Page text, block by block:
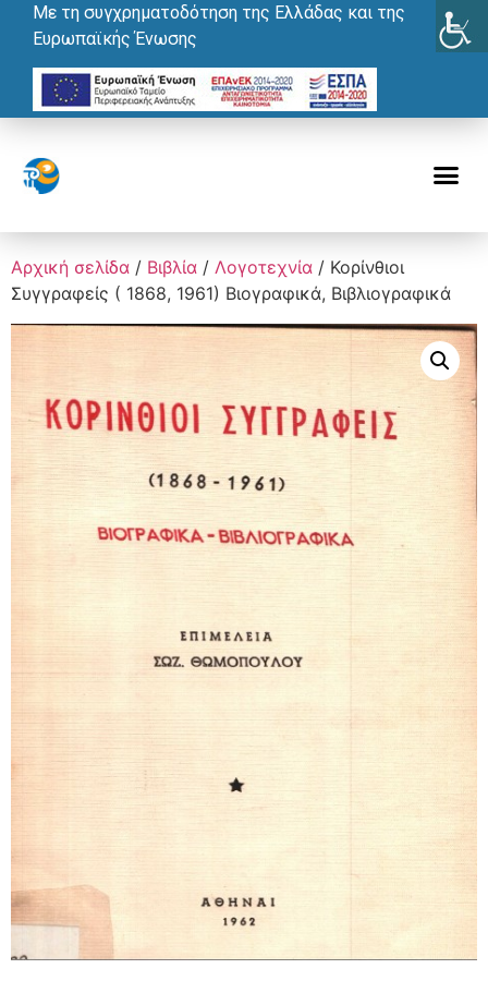
Με τη συγχρηματοδότηση της Ελλάδας και της
Ευρωπαϊκής Ένωσης
Αρχική σελίδα / Βιβλία / Λογοτεχνία / Κορίνθιοι
Συγγραφείς ( 1868, 1961) Βιογραφικά, Βιβλιογραφικά